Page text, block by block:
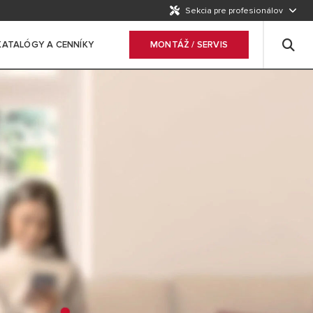
Sekcia pre profesionálov
A CENNÍKY MONTÁŽ / SERVIS